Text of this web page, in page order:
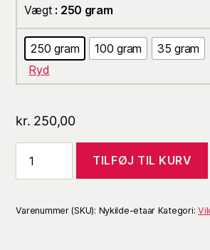
Vægt : 250 gram
250 gram 100 gram
35 gram
Ryd
kr. 250,00
TILFØJ TIL KURV
Varenummer (SKU): Nykilde-etaar Kategori: